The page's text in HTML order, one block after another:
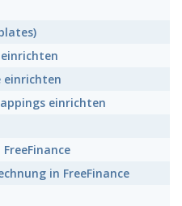
einrichten
einrichten
in FreeFinance